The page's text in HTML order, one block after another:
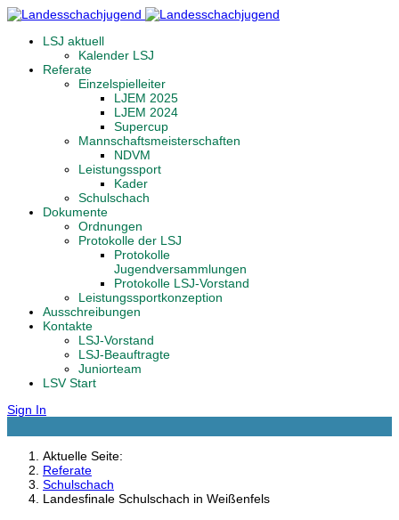
LSJ aktuell
Kalender LSJ
Referate
Einzelspielleiter
LJEM 2025
LJEM 2024
Supercup
Mannschaftsmeisterschaften
NDVM
Leistungssport
Kader
Schulschach
Dokumente
Ordnungen
Protokolle der LSJ
Protokolle
Jugendversammlungen
Protokolle LSJ-Vorstand
Leistungssportkonzeption
Ausschreibungen
Kontakte
LSJ-Vorstand
LSJ-Beauftragte
Juniorteam
LSV Start
Sign In
Aktuelle Seite:
Referate
Schulschach
Landesfinale Schulschach in Weißenfels